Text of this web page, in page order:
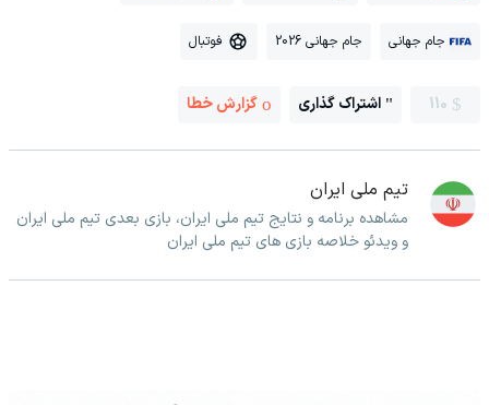
جام جهانی جام جهانی 2026 فوتبال
110 اشتراک گذاری گزارش خطا
تیم ملی ایران
مشاهده برنامه و نتایج تیم ملی ایران، بازی بعدی تیم ملی ایران
و ویدئو خلاصه بازی های تیم ملی ایران